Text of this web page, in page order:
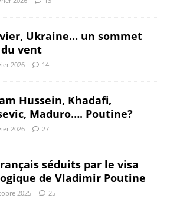
Ukraine… un sommet
vent
2026 14
Hussein, Khadafi,
Maduro…. Poutine?
2026 27
séduits par le visa
de Vladimir Poutine
2025 25